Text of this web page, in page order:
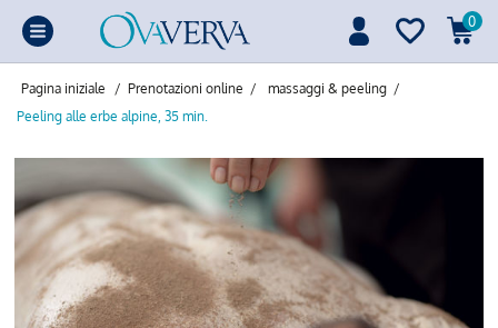
0
Pagina iniziale / Prenotazioni online / massaggi & peeling /
Peeling alle erbe alpine, 35 min.